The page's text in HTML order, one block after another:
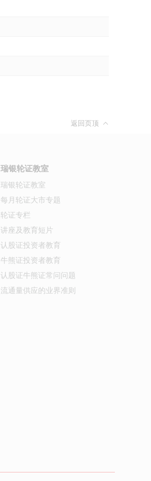
返回页顶
瑞银轮证教室
瑞银轮证教室
每月轮证大市专题
轮证专栏
讲座及教育短片
认股证投资者教育
牛熊证投资者教育
认股证牛熊证常问问题
流通量供应的业界准则